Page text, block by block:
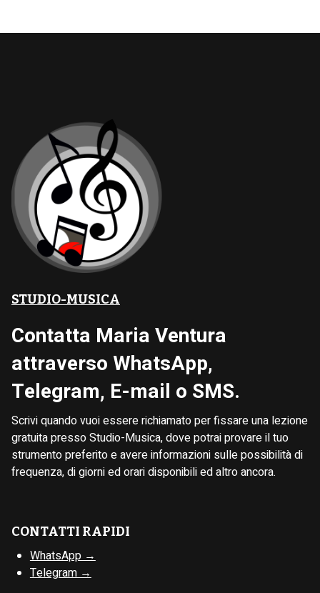
STUDIO-MUSICA
Contatta Maria Ventura
attraverso WhatsApp,
Telegram, E-mail o SMS.
Scrivi quando vuoi essere richiamato per fissare una lezione
gratuita presso Studio-Musica, dove potrai provare il tuo
strumento preferito e avere informazioni sulle possibilità di
frequenza, di giorni ed orari disponibili ed altro ancora.
CONTATTI RAPIDI
WhatsApp →
Telegram →